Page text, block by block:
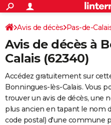
ACTUALITÉS
Politique
Société
Faits Divers
Education
Monde
Villes
+
SPORT
Coupe du monde 2026
Football
Tennis
Cyclisme
Rugby
Forum
CULTURE
FINANCE
Retraite
Impôts
Epargne
Immobilier
Risques naturels par ville
Banque
Assurance
Crédit
Essais
Réserver un essai
Citadines
Berlines
SUV
Forum auto
+
HIGH-TECH
Avis de décès Pas-de-
Avis de décès à
Calais (62340)
Accédez gratuitement sur
Bonningues-lès-Calais. Vous
trouver un avis de décès, une
plus ancien en tapant le nom
code postal) d'une commune